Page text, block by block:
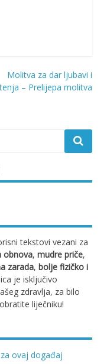
Molitva za dar ljubavi i
– Prelijepa molitva
tekstovi vezani za
obnova, mudre priče,
zarada, bolje fizičko i
je isključivo
zdravlja, za bilo
liječniku!
ovaj događaj